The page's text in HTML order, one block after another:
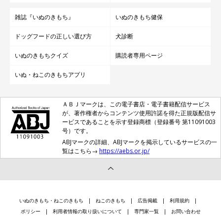
雑誌『いぬのきもち』 いぬのきもち健保
ドッグフードの正しい選び方 犬診断
いぬのきもちクイズ 購読者専用ページ
いぬ・ねこのきもちアプリ
ＡＢＪマークは、この電子書店・電子書籍配信サービス
が、著作権者からコンテンツ使用許諾を得た正規版配信サ
ービスであることを示す登録商標（登録番号 第11091003
号）です。
ABJマークの詳細、ABJマークを掲示しているサービスの一
覧はこちら→ https://aebs.or.jp/
いぬのきもち・ねこのきもち ねこのきもち 広告掲載
利用規約
ポリシー
利用者情報の取り扱いについて 専門家一覧 お問い合わせ